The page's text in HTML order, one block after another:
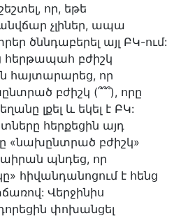
որ, եթե
չլիներ, ապա
ծննդաբերել այլ ԲԿ-ում:
բժիշկ
հայտարարեց, որ
բժիշկ (՞՞՞), որը
լքել և եկել է ԲԿ:
հերքեցին այդ
«նախընտրած բժիշկ»
պնդեց, որ
հիվանդանոցում է հենց
Վերջինիս
փոխանցել